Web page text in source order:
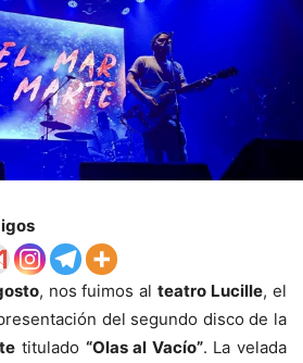
, nos fuimos alteatro Lucille, el
del segundo disco de la
titulado “Olas al Vacío”. La velada